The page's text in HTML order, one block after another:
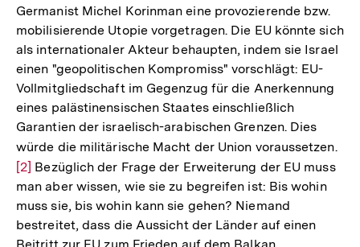
Germanist Michel Korinman eine provozierende bzw.
mobilisierende Utopie vorgetragen. Die EU könnte sich
als internationaler Akteur behaupten, indem sie Israel
einen "geopolitischen Kompromiss" vorschlägt: EU-
Vollmitgliedschaft im Gegenzug für die Anerkennung
eines palästinensischen Staates einschließlich
Garantien der israelisch-arabischen Grenzen. Dies
würde die militärische Macht der Union voraussetzen.
[2] Bezüglich der Frage der Erweiterung der EU muss
man aber wissen, wie sie zu begreifen ist: Bis wohin
muss sie, bis wohin kann sie gehen? Niemand
bestreitet, dass die Aussicht der Länder auf einen
Beitritt zur EU zum Frieden auf dem Balkan